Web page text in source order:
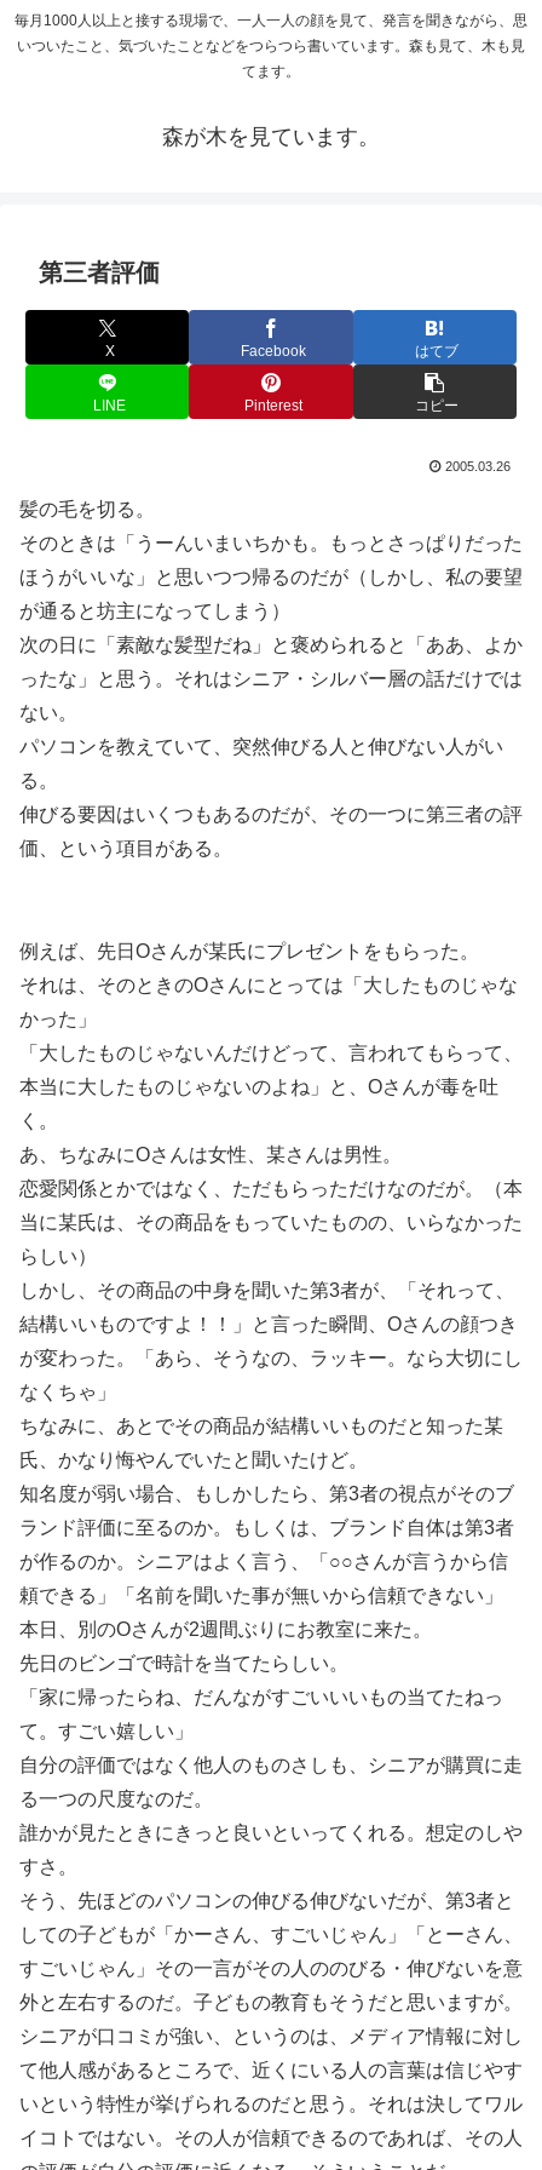
毎月1000人以上と接する現場で、一人一人の顔を見て、発言を聞きながら、思
いついたこと、気づいたことなどをつらつら書いています。森も見て、木も見
てます。
森が木を見ています。
第三者評価
X Facebook はてブ
LINE Pinterest コピー
2005.03.26
髪の毛を切る。
そのときは「うーんいまいちかも。もっとさっぱりだった
ほうがいいな」と思いつつ帰るのだが（しかし、私の要望
が通ると坊主になってしまう）
次の日に「素敵な髪型だね」と褒められると「ああ、よか
ったな」と思う。それはシニア・シルバー層の話だけでは
ない。
パソコンを教えていて、突然伸びる人と伸びない人がい
る。
伸びる要因はいくつもあるのだが、その一つに第三者の評
価、という項目がある。
例えば、先日Oさんが某氏にプレゼントをもらった。
それは、そのときのOさんにとっては「大したものじゃな
かった」
「大したものじゃないんだけどって、言われてもらって、
本当に大したものじゃないのよね」と、Oさんが毒を吐
く。
あ、ちなみにOさんは女性、某さんは男性。
恋愛関係とかではなく、ただもらっただけなのだが。（本
当に某氏は、その商品をもっていたものの、いらなかった
らしい）
しかし、その商品の中身を聞いた第3者が、「それって、
結構いいものですよ！！」と言った瞬間、Oさんの顔つき
が変わった。「あら、そうなの、ラッキー。なら大切にし
なくちゃ」
ちなみに、あとでその商品が結構いいものだと知った某
氏、かなり悔やんでいたと聞いたけど。
知名度が弱い場合、もしかしたら、第3者の視点がそのブ
ランド評価に至るのか。もしくは、ブランド自体は第3者
が作るのか。シニアはよく言う、「○○さんが言うから信
頼できる」「名前を聞いた事が無いから信頼できない」
本日、別のOさんが2週間ぶりにお教室に来た。
先日のビンゴで時計を当てたらしい。
「家に帰ったらね、だんながすごいいいもの当てたねっ
て。すごい嬉しい」
自分の評価ではなく他人のものさしも、シニアが購買に走
る一つの尺度なのだ。
誰かが見たときにきっと良いといってくれる。想定のしや
すさ。
そう、先ほどのパソコンの伸びる伸びないだが、第3者と
しての子どもが「かーさん、すごいじゃん」「とーさん、
すごいじゃん」その一言がその人ののびる・伸びないを意
外と左右するのだ。子どもの教育もそうだと思いますが。
シニアが口コミが強い、というのは、メディア情報に対し
て他人感があるところで、近くにいる人の言葉は信じやす
いという特性が挙げられるのだと思う。それは決してワル
イコトではない。その人が信頼できるのであれば、その人